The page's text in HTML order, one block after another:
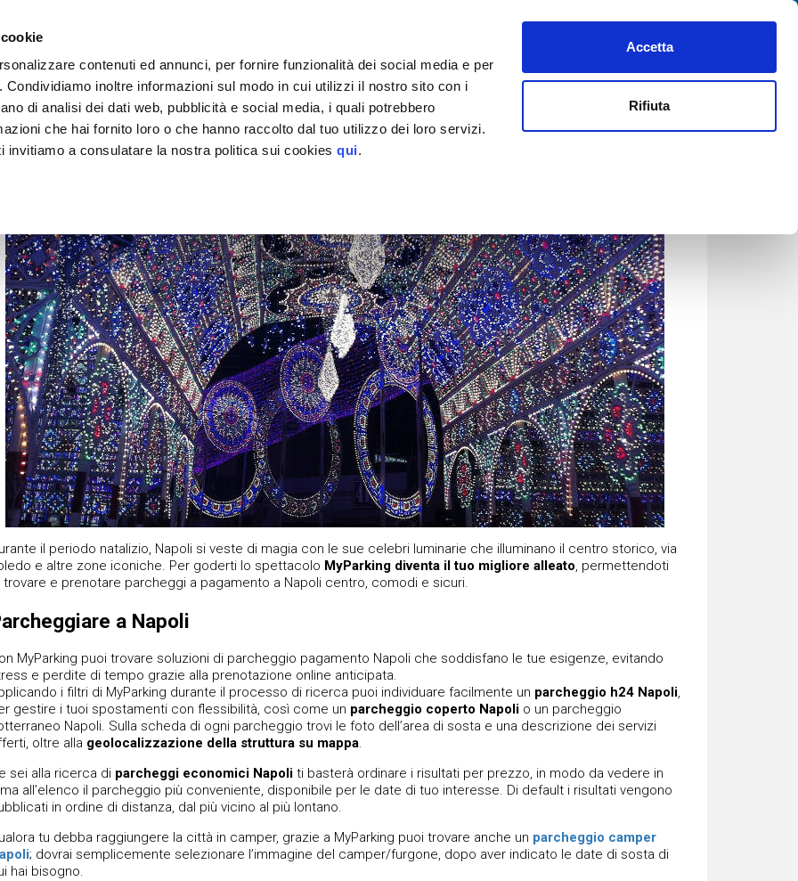
contenuti ed annunci, per fornire funzionalità dei social media e per
inoltre informazioni sul modo in cui utilizzi il nostro sito con i
di analisi dei dati web, pubblicità e social media, i quali potrebbero
che hai fornito loro o che hanno raccolto dal tuo utilizzo dei loro servizi.
invitiamo a consulatare la nostra politica sui cookiesqui.
Accetta
Rifiuta
ACCEDI
agli articoli
19/11/2024
Parcheggiare a Napoli Centro
Luminarie a Napoli​
il periodo natalizio, Napoli si veste di magia con le sue celebri luminarie che illuminano il centro storico, via
e altre zone iconiche. Per goderti lo spettacolo MyParking diventa il tuo migliore alleato, permettendoti
trovare e prenotare parcheggi a pagamento a Napoli centro, comodi e sicuri.
a Napoli
MyParking puoi trovare soluzioni di parcheggio pagamento Napoli​ che soddisfano le tue esigenze, evitando
e perdite di tempo grazie alla prenotazione online anticipata.
i filtri di MyParking durante il processo di ricerca puoi individuare facilmente un parcheggio h24 Napoli​,
gestire i tuoi spostamenti con flessibilità, così come un parcheggio coperto Napoli​ o un parcheggio
Napoli. Sulla scheda di ogni parcheggio trovi le foto dell’area di sosta e una descrizione dei servizi
oltre alla geolocalizzazione della struttura su mappa.
sei alla ricerca di parcheggi economici Napoliti basterà ordinare i risultati per prezzo, in modo da vedere in
all’elenco il parcheggio più conveniente, disponibile per le date di tuo interesse. Di default i risultati vengono
in ordine di distanza, dal più vicino al più lontano.
tu debba raggiungere la città in camper, grazie a MyParking puoi trovare anche un parcheggio camper
; dovrai semplicemente selezionare l’immagine del camper/furgone, dopo aver indicato le date di sosta di
hai bisogno.